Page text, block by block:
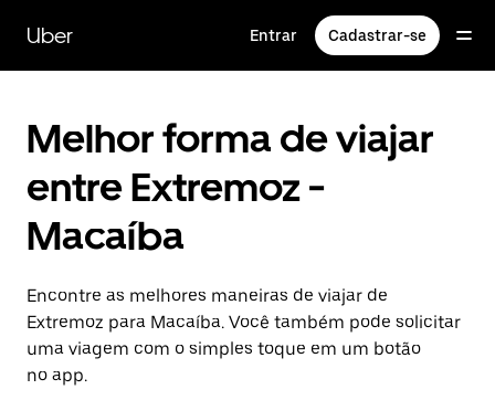
para
conteúdo
Uber Entrar Cadastrar-se
Melhor forma de viajar
entre Extremoz -
Macaíba
Encontre as melhores maneiras de viajar de
Extremoz para Macaíba. Você também pode solicitar
uma viagem com o simples toque em um botão
no app.